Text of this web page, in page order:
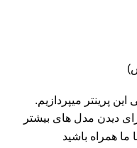
پرینتر میپردازیم.
دیدن مدل های بیشتر
ما همراه باشید